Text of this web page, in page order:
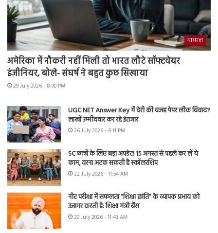
वायरल
अमेरिका में नौकरी नहीं मिली तो भारत लौटे सॉफ्टवेयर
इंजीनियर, बोले- संघर्ष ने बहुत कुछ सिखाया
29 July 2026 - 8:00 PM
UGC NET Answer Key में देरी की वजह पेपर लीक विवाद?
लाखों उम्मीदवार कर रहे इंतजार
26 July 2026 - 6:11 PM
SC छात्रों के लिए बड़ा अपडेट! 15 अगस्त से पहले कर लें ये
काम, वरना अटक सकती है स्कॉलरशिप
22 July 2026 - 11:54 AM
नीट परीक्षा में सफलता “शिक्षा क्रांति” के व्यापक प्रभाव को
उजागर करती है: शिक्षा मंत्री बैंस
20 July 2026 - 11:43 AM